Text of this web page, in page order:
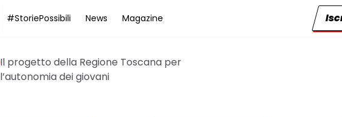
#StoriePossibili News Magazine
Toscana
Il progetto della Regione Toscana per
l’autonomia dei giovani